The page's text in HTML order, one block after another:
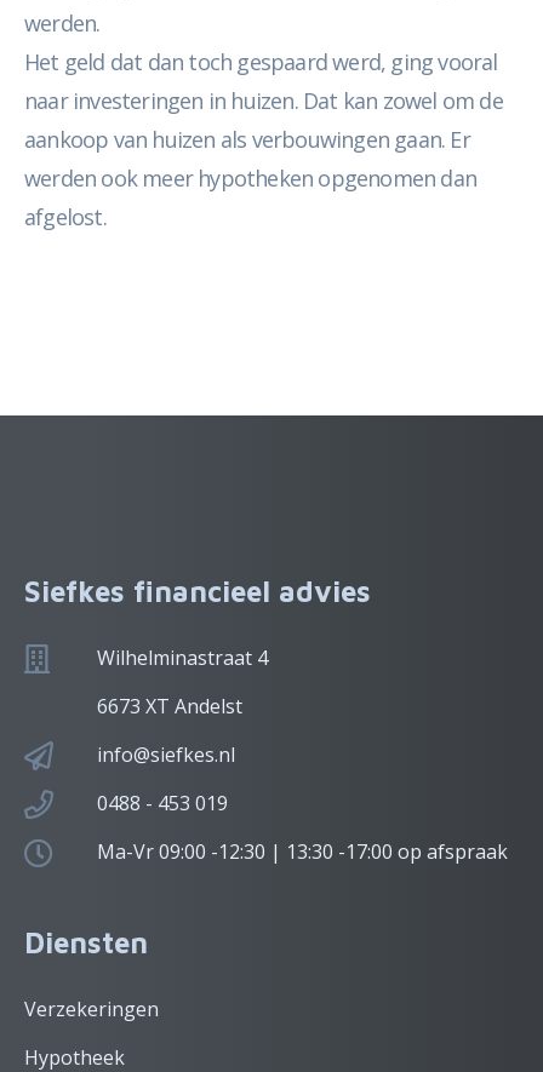
werden.
Het geld dat dan toch gespaard werd, ging vooral
naar investeringen in huizen. Dat kan zowel om de
aankoop van huizen als verbouwingen gaan. Er
werden ook meer hypotheken opgenomen dan
afgelost.
Siefkes financieel advies
Wilhelminastraat 4
6673 XT Andelst
info@siefkes.nl
0488 - 453 019
Ma-Vr 09:00 -12:30 | 13:30 -17:00 op afspraak
Diensten
Verzekeringen
Hypotheek